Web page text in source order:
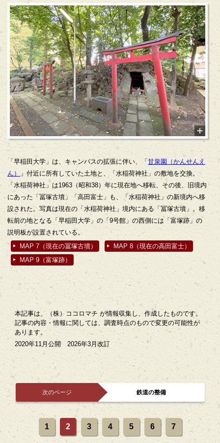
「早稲田大学」は、キャンパスの拡張に伴い、「甘泉園（かんせんえ
ん）
」付近に所有していた土地と、「水稲荷神社」の敷地を交換。
「水稲荷神社」は1963（昭和38）年に現在地へ移転、その後、旧境内
にあった「冨塚古墳」「高田富士」も、「水稲荷神社」の新境内へ移
設された。写真は現在の「水稲荷神社」境内にある「冨塚古墳」。移
転前の地となる「早稲田大学」の「9号館」の西側には「富塚跡」の
説明板が設置されている。
MAP 7（現在の冨塚古墳）
MAP 8（現在の高田富士）
MAP 9（富塚跡）
本記事は、（株）ココロマチ が情報収集し、作成したものです。
記事の内容・情報に関しては、調査時点のもので変更の可能性が
あります。
2020年11月公開 2026年3月改訂
次のページ 鉄道の整備
1 2 3 4 5 6 7